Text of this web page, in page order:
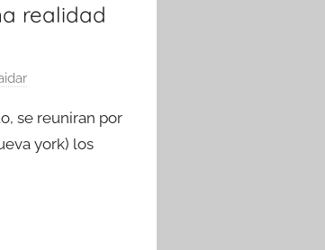
realidad
se reuniran por
york) los